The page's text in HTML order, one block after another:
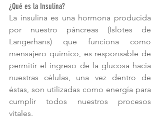
¿Qué es la Insulina?
La insulina es una hormona producida
por nuestro páncreas (Islotes de
Langerhans) que funciona como
mensajero químico, es responsable de
permitir el ingreso de la glucosa hacia
nuestras células, una vez dentro de
éstas, son utilizadas como energía para
cumplir todos nuestros procesos
vitales.